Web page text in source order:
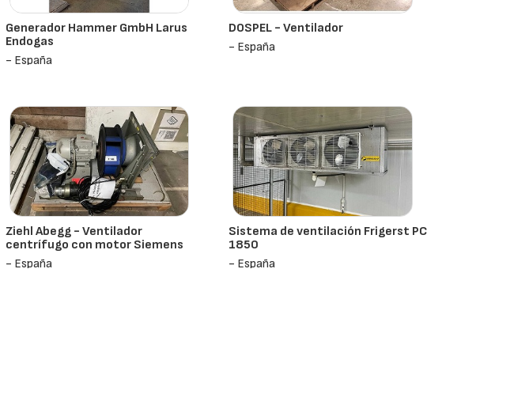
Generador Hammer GmbH Larus
Endogas
- España
DOSPEL - Ventilador
- España
Ziehl Abegg - Ventilador
centrífugo con motor Siemens
- España
Sistema de ventilación Frigerst PC
1850
- España